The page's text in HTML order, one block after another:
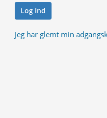
Log ind
Jeg har glemt min